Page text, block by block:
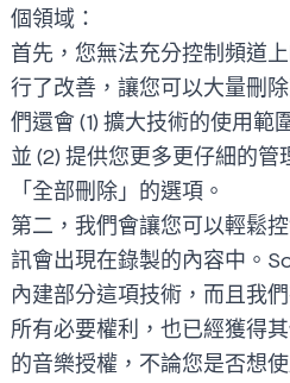
個領域：
首先，您無法充分控制頻道
行了改善，讓您可以大量刪
們還會 (1) 擴大技術的使用範
並 (2) 提供您更多更仔細的
「全部刪除」的選項。
第二，我們會讓您可以輕鬆
訊會出現在錄製的內容中。
內建部分這項技術，而且我
所有必要權利，也已經獲得
的音樂授權，不論您是否想